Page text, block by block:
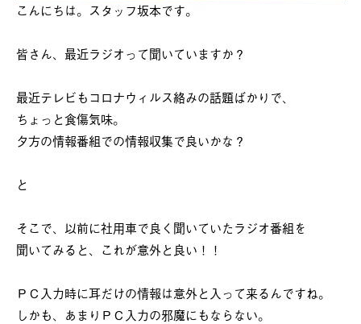
こんにちは。スタッフ坂本です。
皆さん、最近ラジオって聞いていますか？
最近テレビもコロナウィルス絡みの話題ばかりで、
ちょっと食傷気味。
夕方の情報番組での情報収集で良いかな？
と
そこで、以前に社用車で良く聞いていたラジオ番組を
聞いてみると、これが意外と良い！！
ＰＣ入力時に耳だけの情報は意外と入って来るんですね。
しかも、あまりＰＣ入力の邪魔にもならない。